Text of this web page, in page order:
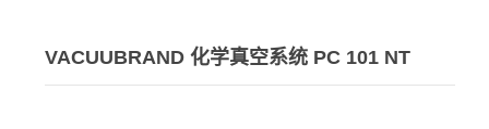
VACUUBRAND 化学真空系统 PC 101 NT